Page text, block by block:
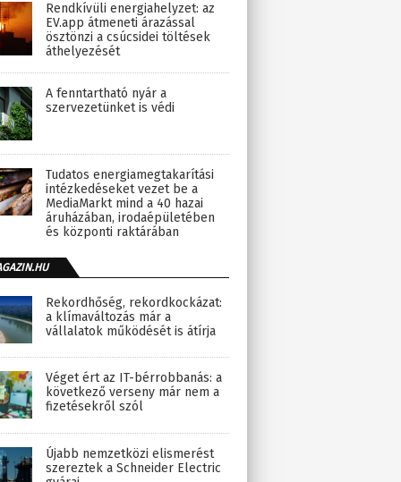
Rendkívüli energiahelyzet: az
EV.app átmeneti árazással
ösztönzi a csúcsidei töltések
áthelyezését
A fenntartható nyár a
szervezetünket is védi
Tudatos energiamegtakarítási
intézkedéseket vezet be a
MediaMarkt mind a 40 hazai
áruházában, irodaépületében
és központi raktárában
Rekordhőség, rekordkockázat:
a klímaváltozás már a
vállalatok működését is átírja
Véget ért az IT-bérrobbanás: a
következő verseny már nem a
fizetésekről szól
Újabb nemzetközi elismerést
szereztek a Schneider Electric